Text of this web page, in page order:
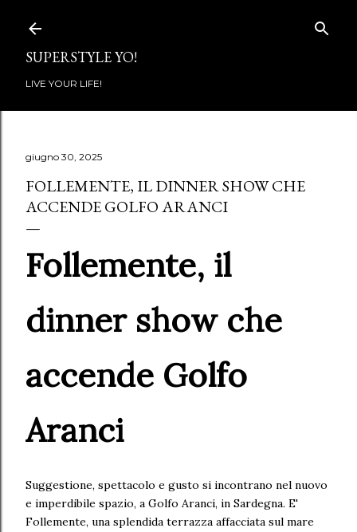
SUPERSTYLE YO!
LIVE YOUR LIFE!
giugno 30, 2025
FOLLEMENTE, IL DINNER SHOW CHE
ACCENDE GOLFO ARANCI
Follemente, il
dinner show che
accende Golfo
Aranci
Suggestione, spettacolo e gusto si incontrano nel nuovo
e imperdibile spazio, a Golfo Aranci, in Sardegna. E'
Follemente, una splendida terrazza affacciata sul mare